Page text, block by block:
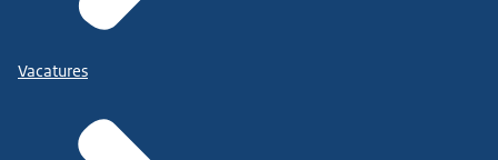
Vacatures